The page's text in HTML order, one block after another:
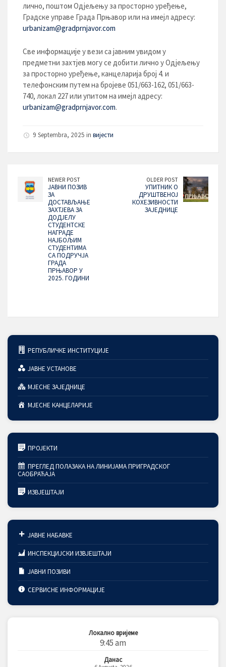
лично, поштом Одјељењу за просторно уређење,
Градске управе Града Прњавор или на имејл адресу:
urbanizam@gradprnjavor.com
Све информације у вези са јавним увидом у
предметни захтјев могу се добити лично у Одјељењу
за просторно уређење, канцеларија број 4. и
телефонским путем на бројеве 051/663-162, 051/663-
740, локал 227 или упитом на имејл адресу:
urbanizam@gradprnjavor.com.
9 Septembra, 2025 in вијести
NEWER POST
ЈАВНИ ПОЗИВ
ЗА
ДОСТАВЉАЊЕ
ЗАХТЈЕВА ЗА
ДОДЈЕЛУ
СТУДЕНТСКЕ
НАГРАДЕ
НАЈБОЉИМ
СТУДЕНТИМА
СА ПОДРУЧЈА
ГРАДА
ПРЊАВОР У
2025. ГОДИНИ
OLDER POST
УПИТНИК О
ДРУШТВЕНОЈ
КОХЕЗИВНОСТИ
ЗАЈЕДНИЦЕ
РЕПУБЛИЧКЕ ИНСТИТУЦИЈЕ
ЈАВНЕ УСТАНОВЕ
МЈЕСНЕ ЗАЈЕДНИЦЕ
МЈЕСНЕ КАНЦЕЛАРИЈЕ
ПРОЈЕКТИ
ПРЕГЛЕД ПОЛАЗАКА НА ЛИНИЈАМА ПРИГРАДСКОГ
САОБРАЋАЈА
ИЗВЈЕШТАЈИ
ЈАВНЕ НАБАВКЕ
ИНСПЕКЦИЈСКИ ИЗВЈЕШТАЈИ
ЈАВНИ ПОЗИВИ
СЕРВИСНЕ ИНФОРМАЦИЈЕ
Локално вријеме
9:45 am
Данас